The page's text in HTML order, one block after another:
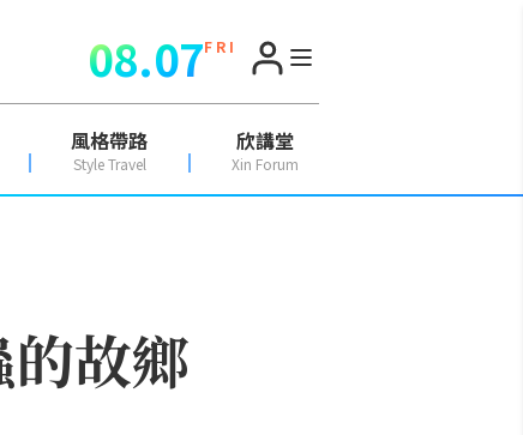
08.07F R I
風格帶路
Style Travel
欣講堂
Xin Forum
故鄉